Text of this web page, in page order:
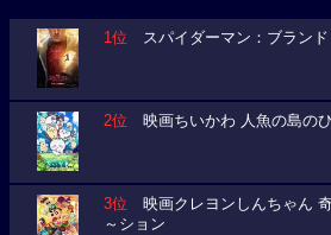
1位 スパイダーマン：ブランド
2位 映画ちいかわ 人魚の島の
3位 映画クレヨンしんちゃん
～ション